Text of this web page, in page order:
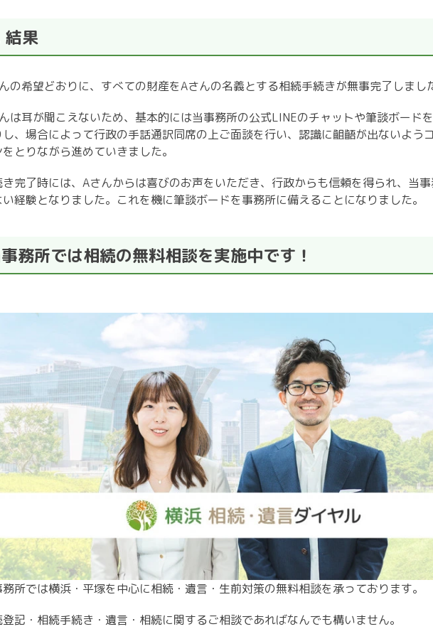
結果
の希望どおりに、すべての財産をAさんの名義とする相続手続きが無事完了しまし
は耳が聞こえないため、基本的には当事務所の公式LINEのチャットや筆談ボード
し、場合によって行政の手話通訳同席の上ご面談を行い、認識に齟齬が出ないよう
をとりながら進めていきました。
完了時には、 Aさんからは喜びのお声をいただき、行政からも信頼を得られ、当
い経験となりました。これを機に筆談ボードを事務所に備えることになりました。
務所では相続の無料相談を実施中です！
務所では横浜・平塚を中心に相続・遺言・生前対策の無料相談を承っております。
登記・相続手続き・遺言・相続に関するご相談であればなんでも構いません。